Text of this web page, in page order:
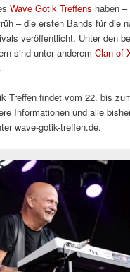
Wave Gotik Treffens haben
– die ersten Bands für die
veröffentlicht. Unter den
sind unter anderemClan of
.
Treffen findet vom 22. bis
Informationen und alle
wave-gotik-treffen.de.